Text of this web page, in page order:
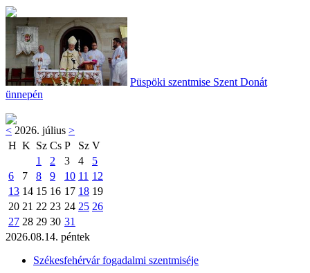
Püspöki szentmise Szent Donát
ünnepén
< 2026. július >
H K Sz Cs P Sz V
1
2 3 4
5
6
7 8 9 10 11 12
13 14 15 16 17 18 19
20 21 22 23 24 25 26
27 28 29 30 31
2026.08.14. péntek
Székesfehérvár fogadalmi szentmiséje